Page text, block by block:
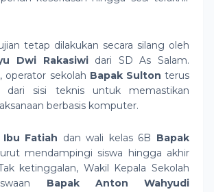
tetap dilakukan secara silang oleh
Dwi Rakasiwidari SD As Salam.
operator sekolah Bapak Sulton terus
dari sisi teknis untuk memastikan
berbasis komputer.
Ibu Fatiah dan wali kelas 6B Bapak
mendampingi siswa hingga akhir
ketinggalan, Wakil Kepala Sekolah
Bapak Anton Wahyudi